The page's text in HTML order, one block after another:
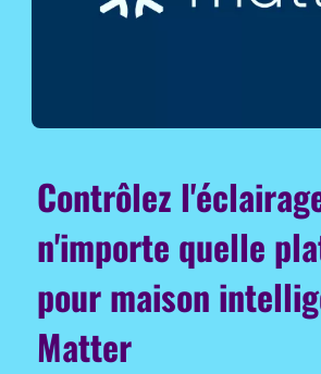
Contrôlez
n'importe quelle
pour maison
Matter